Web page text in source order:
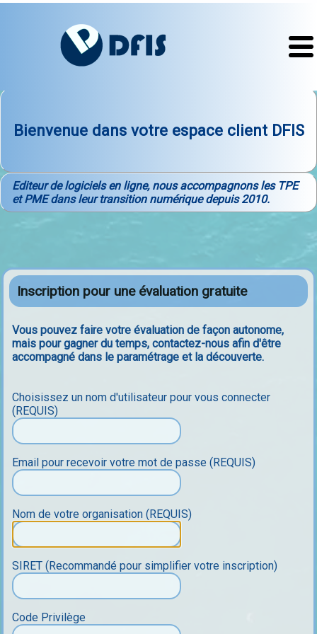
Bienvenue dans votre espace client DFIS
Editeur de logiciels en ligne, nous accompagnons les TPE
et PME dans leur transition numérique depuis 2010.
Inscription pour une évaluation gratuite
Vous pouvez faire votre évaluation de façon autonome,
mais pour gagner du temps, contactez-nous afin d'être
accompagné dans le paramétrage et la découverte.
Choisissez un nom d'utilisateur pour vous connecter
(REQUIS)
Email pour recevoir votre mot de passe (REQUIS)
Nom de votre organisation (REQUIS)
SIRET (Recommandé pour simplifier votre inscription)
Code Privilège